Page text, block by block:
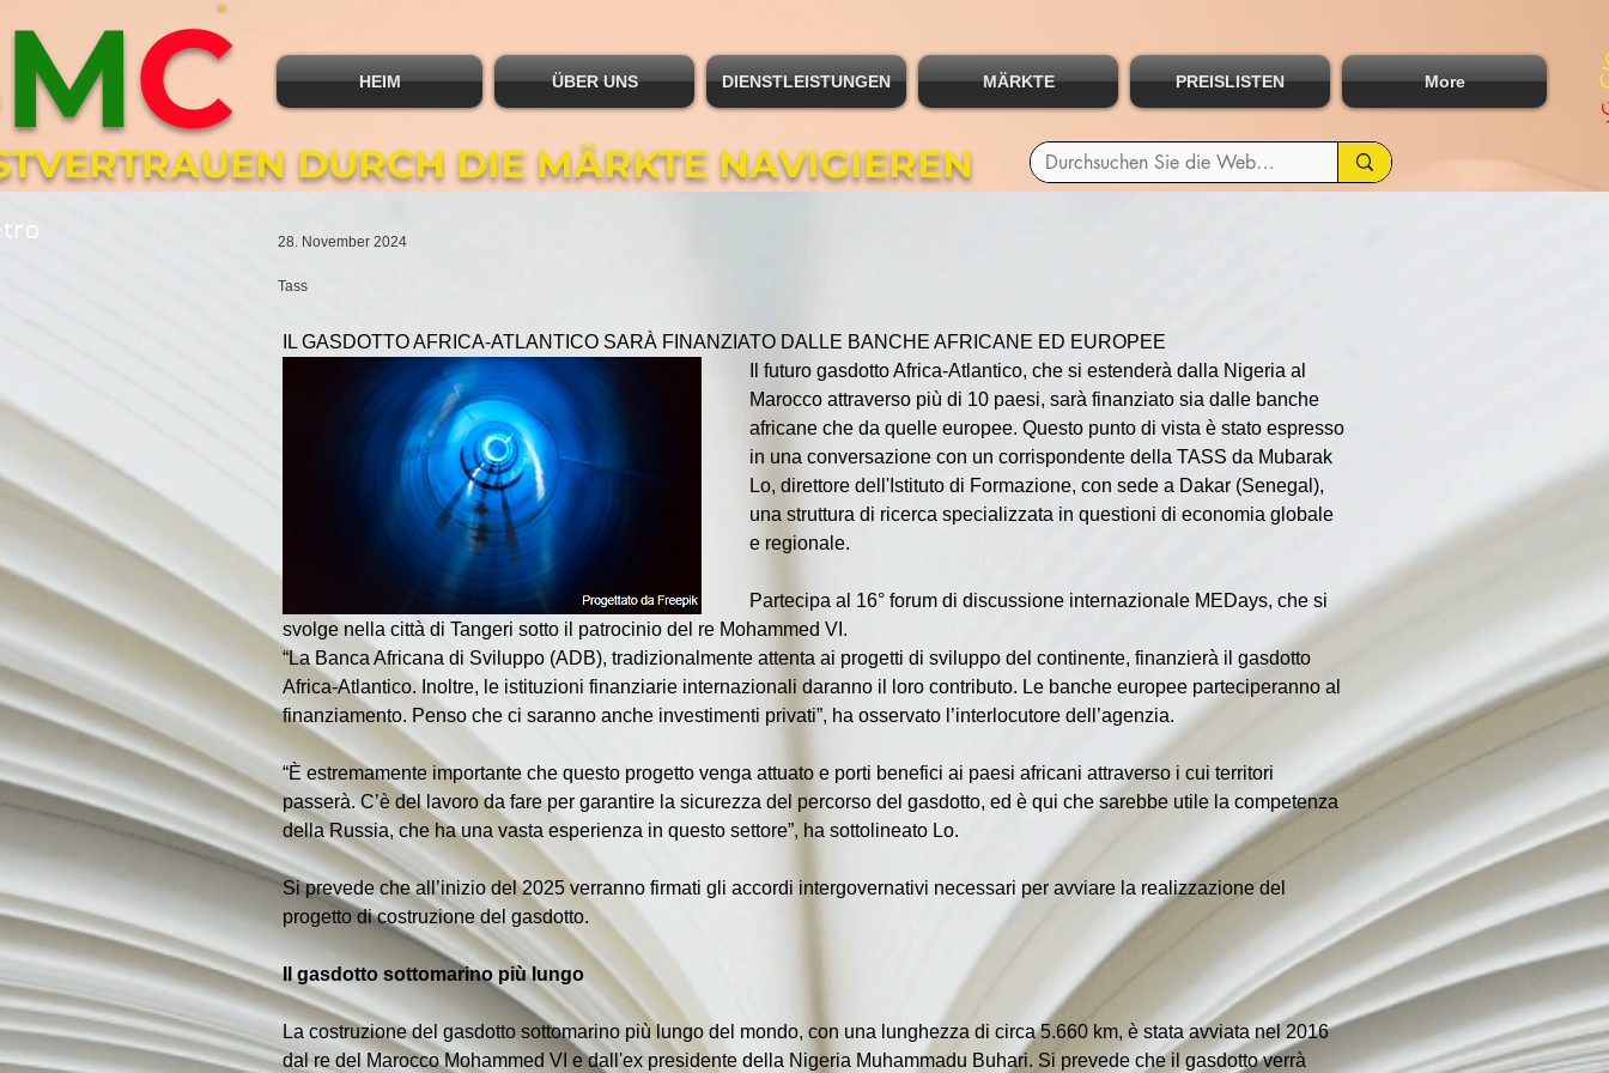
DURCH DIE MÄRKTE NAVIGIEREN
MC HEIM ÜBER UNS DIENSTLEISTUNGEN MÄRKTE PREISLISTEN More
28. November 2024
Tass
IL GASDOTTO AFRICA-ATLANTICO SARÀ FINANZIATO DALLE BANCHE AFRICANE ED EUROPEE
Il futuro gasdotto Africa-Atlantico, che si estenderà dalla Nigeria al
Marocco attraverso più di 10 paesi, sarà finanziato sia dalle banche
africane che da quelle europee. Questo punto di vista è stato espresso
in una conversazione con un corrispondente della TASS da Mubarak
Lo, direttore dell'Istituto di Formazione, con sede a Dakar (Senegal),
una struttura di ricerca specializzata in questioni di economia globale
e regionale.
Partecipa al 16° forum di discussione internazionale MEDays, che si
svolge nella città di Tangeri sotto il patrocinio del re Mohammed VI.
“La Banca Africana di Sviluppo (ADB), tradizionalmente attenta ai progetti di sviluppo del continente, finanzierà il gasdotto
Africa-Atlantico. Inoltre, le istituzioni finanziarie internazionali daranno il loro contributo. Le banche europee parteciperanno al
finanziamento. Penso che ci saranno anche investimenti privati”, ha osservato l’interlocutore dell’agenzia.
“È estremamente importante che questo progetto venga attuato e porti benefici ai paesi africani attraverso i cui territori
passerà. C’è del lavoro da fare per garantire la sicurezza del percorso del gasdotto, ed è qui che sarebbe utile la competenza
della Russia, che ha una vasta esperienza in questo settore”, ha sottolineato Lo.
Si prevede che all’inizio del 2025 verranno firmati gli accordi intergovernativi necessari per avviare la realizzazione del
progetto di costruzione del gasdotto.
Il gasdotto sottomarino più lungo
La costruzione del gasdotto sottomarino più lungo del mondo, con una lunghezza di circa 5.660 km, è stata avviata nel 2016
dal re del Marocco Mohammed VI e dall'ex presidente della Nigeria Muhammadu Buhari. Si prevede che il gasdotto verrà